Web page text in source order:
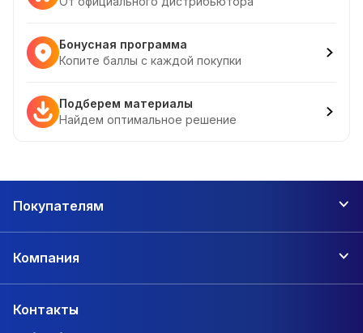
Бонусная программа
Копите баллы с каждой покупки
Подберем материалы
Найдем оптимальное решение
Покупателям
Компания
Контакты